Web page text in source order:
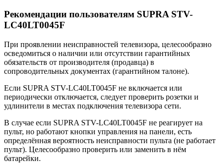
Рекомендации пользователям SUPRA STV-
LC40LT0045F
При проявлении неисправностей телевизора, целесообразно
осведомиться о наличии или отсутствии гарантийных
обязательств от производителя (продавца) в
сопроводительных документах (гарантийном талоне).
Если SUPRA STV-LC40LT0045F не включается или
периодически отключается, следует проверить розетки и
удлинители в местах подключения телевизора сети.
В случае если SUPRA STV-LC40LT0045F не реагирует на
пульт, но работают кнопки управления на панели, есть
определённая вероятность неисправности пульта (не работает
пульт). Целесообразно проверить или заменить в нём
батарейки.